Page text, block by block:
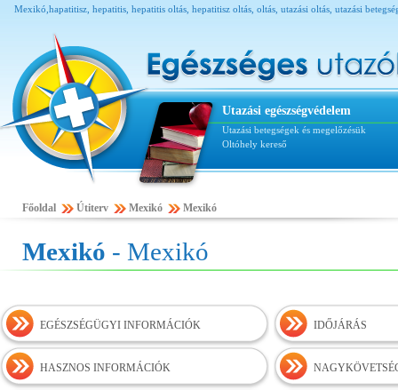
Mexikó,hapatitisz, hepatitis, hepatitis oltás, hepatitisz oltás, oltás, utazási oltás, utazási
Utazási egészségvédelem
Utazási betegségek és megelőzésük
Oltóhely kereső
Főoldal Útiterv Mexikó Mexikó
Mexikó - Mexikó
EGÉSZSÉGÜGYI INFORMÁCIÓK IDŐJÁRÁS
HASZNOS INFORMÁCIÓK